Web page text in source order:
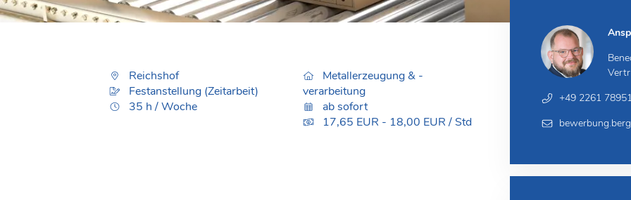
+49 2261
Reichshof
Festanstellung (Zeitarbeit)
35 h / Woche
Metallerzeugung & -
verarbeitung
ab sofort
17,65 EUR - 18,00 EUR / Std